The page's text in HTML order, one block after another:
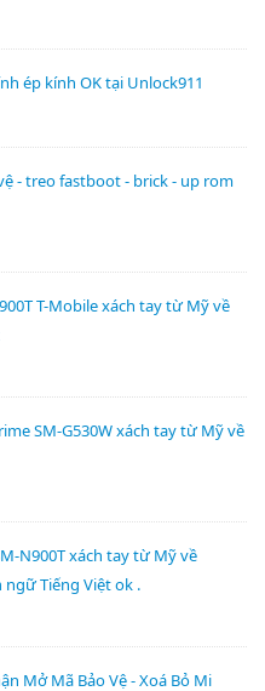
ép kính OK tại Unlock911
- treo fastboot - brick - up rom
T-Mobile xách tay từ Mỹ về
SM-G530W xách tay từ Mỹ về
N900T xách tay từ Mỹ về
Tiếng Việt ok .
Mở Mã Bảo Vệ - Xoá Bỏ Mi